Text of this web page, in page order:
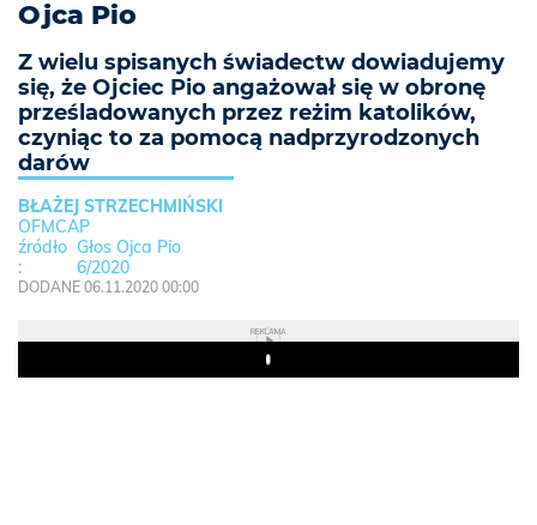
Ojca Pio
Z wielu spisanych świadectw dowiadujemy
się, że Ojciec Pio angażował się w obronę
prześladowanych przez reżim katolików,
czyniąc to za pomocą nadprzyrodzonych
darów
BŁAŻEJ STRZECHMIŃSKI
OFMCAP
Głos Ojca Pio
6/2020
DODANE 06.11.2020 00:00
REKLAMA
Play